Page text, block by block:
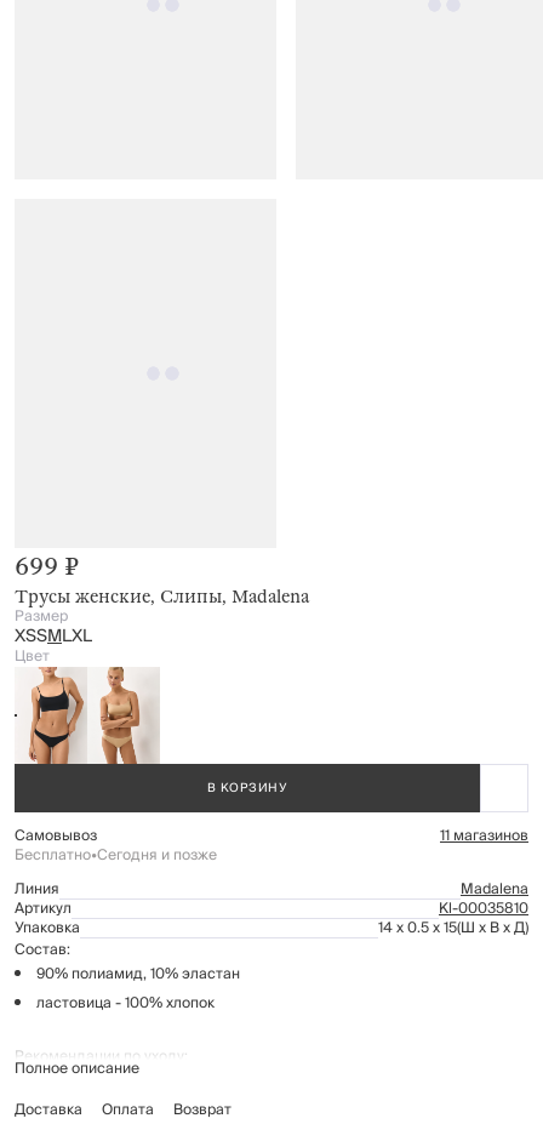
Трусы женские, Слипы, Madalena
699 ₽
Размер
XSSMLXL
Цвет
В КОРЗИНУ
Самовывоз 11 магазинов
Бесплатно•Сегодня и позже
Линия
Madalena
Артикул Kl-00035810
Упаковка 14 x 0.5 x 15(Ш x В x Д)
Состав:
90% полиамид, 10% эластан
ластовица - 100% хлопок
Рекомендации по уходу:
только ручная стирка при температуре до 30°С
недопустимо тереть ткань
Полное описание
Доставка
Оплата Возврат